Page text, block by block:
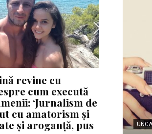
revine cu
cum execută
‘Jurnalism de
cu amatorism și
și aroganță, pus